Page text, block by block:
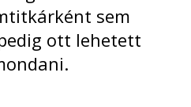
sem
ott lehetett